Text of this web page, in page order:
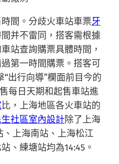
間。分歧火車站車票牙
并不雷同，搭客需根據
站查詢購票具體時間，
第一時間購票。搭客可
出行向導”欄面前目今的
每日天期和起售車站進
比，上海地區各火車站的
生社區室內設計除了上海
、上海南站、上海松江
、練塘站均為14:45。